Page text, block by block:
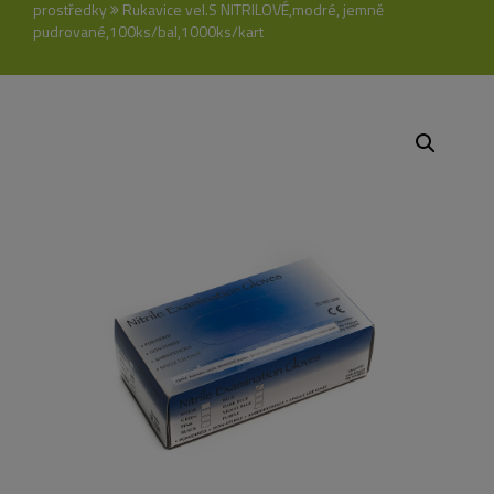
prostředky
Rukavice vel.S NITRILOVÉ,modré, jemně
pudrované,100ks/bal,1000ks/kart